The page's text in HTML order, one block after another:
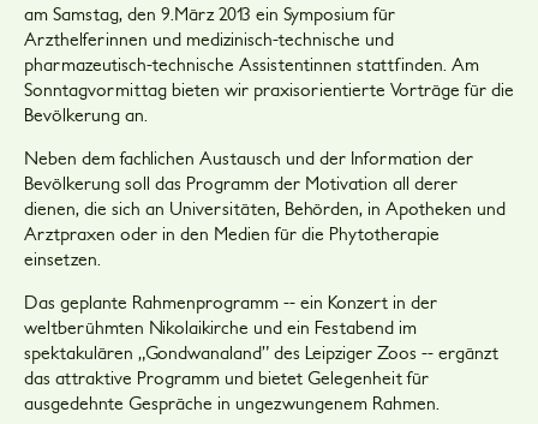
am Samstag, den 9.März 2013 ein Symposium für
Arzthelferinnen und medizinisch-technische und
pharmazeutisch-technische Assistentinnen stattfinden. Am
Sonntagvormittag bieten wir praxisorientierte Vorträge für die
Bevölkerung an.
Neben dem fachlichen Austausch und der Information der
Bevölkerung soll das Programm der Motivation all derer
dienen, die sich an Universitäten, Behörden, in Apotheken und
Arztpraxen oder in den Medien für die Phytotherapie
einsetzen.
Das geplante Rahmenprogramm -- ein Konzert in der
weltberühmten Nikolaikirche und ein Festabend im
spektakulären „Gondwanaland” des Leipziger Zoos -- ergänzt
das attraktive Programm und bietet Gelegenheit für
ausgedehnte Gespräche in ungezwungenem Rahmen.